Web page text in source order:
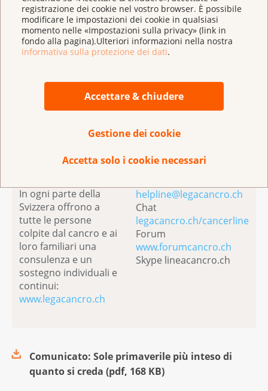
registrazione dei cookie nel vostro browser. È possibile
modificare le impostazioni dei cookie in qualsiasi
momento nelle «Impostazioni sulla privacy» (link in
fondo alla pagina).Ulteriori informazioni nella nostra
informativa sulla protezione dei dati.
Accettare & chiudere
Gestione dei cookie
Accetta solo i cookie necessari
per mio figlio» nonché numerose schede si possono
scaricare o ordinare gratuitamente qui:
www.legacancro.ch/protezionesolare
La Lega contro il
Le leghe
cantonali e regionali
In ogni parte della
Svizzera offrono a
tutte le persone
colpite dal cancro e ai
loro familiari una
consulenza e un
sostegno individuali e
continui:
www.legacancro.ch
specializzate della
aiuto
Telefono 0800 11 88 11
helpline@legacancro.ch
Chat
legacancro.ch/cancerline
Forum
www.forumcancro.ch
Skype lineacancro.ch
Comunicato: Sole primaverile più inteso di
quanto si creda (pdf, 168 KB)